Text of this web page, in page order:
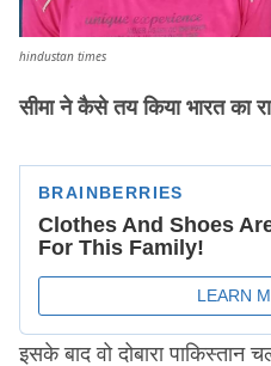
hindustan times
सीमा ने कैसे तय किया भारत का
इसके बाद वो दोबारा पाकिस्तान